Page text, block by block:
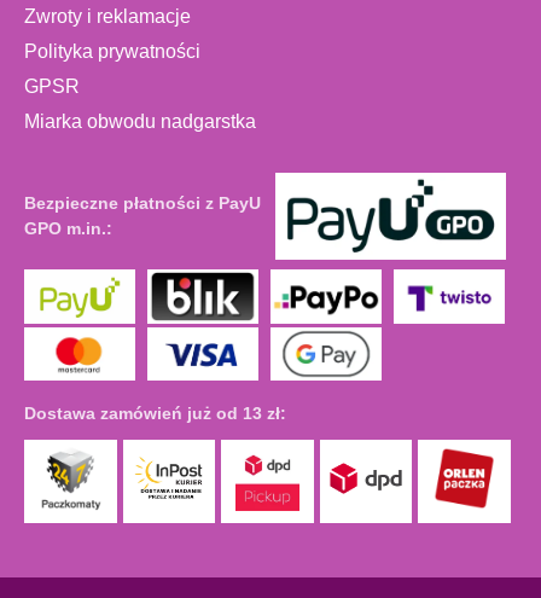
Zwroty i reklamacje
Polityka prywatności
GPSR
Miarka obwodu nadgarstka
Bezpieczne płatności z PayU
GPO m.in.:
Dostawa zamówień już od 13 zł: